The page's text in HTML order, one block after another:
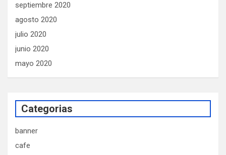
septiembre 2020
agosto 2020
julio 2020
junio 2020
mayo 2020
Categorias
banner
cafe